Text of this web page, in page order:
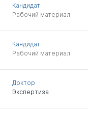
Кандидат
Рабочий материал
Кандидат
Рабочий материал
Доктор
Экспертиза